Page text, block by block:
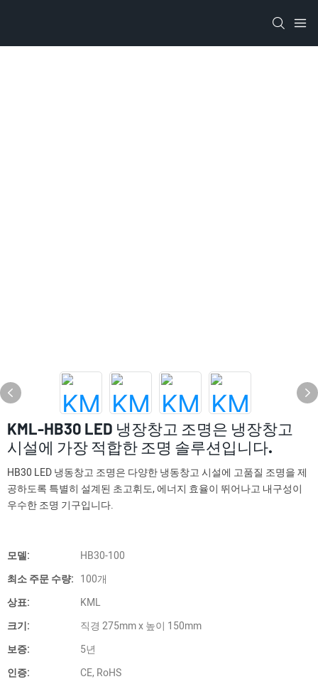
KML-HB30 LED 냉장창고 조명은 냉장창고
시설에 가장 적합한 조명 솔루션입니다.
HB30 LED 냉동창고 조명은 다양한 냉동창고 시설에 고품질 조명을 제
공하도록 특별히 설계된 초고휘도, 에너지 효율이 뛰어나고 내구성이
우수한 조명 기구입니다.
모델:
HB30-100
최소 주문 수량: 100개
상표:
KML
크기:
직경 275mm x 높이 150mm
보증:
5년
인증:
CE, RoHS